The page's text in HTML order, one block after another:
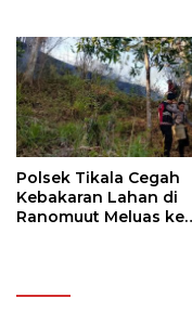
Polsek Tikala Cegah
Kebakaran Lahan di
Ranomuut Meluas ke